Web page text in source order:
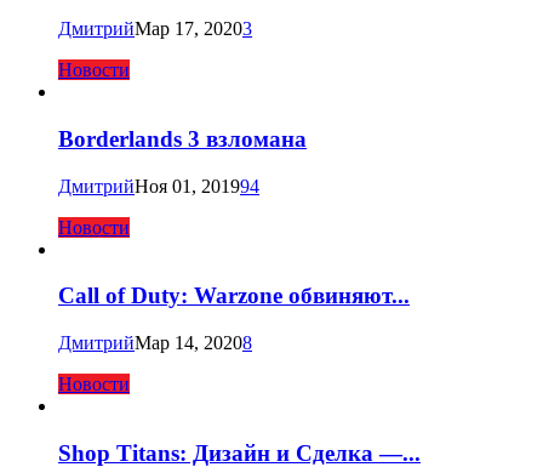
ДмитрийМар 17, 20203
Новости
Borderlands 3 взломана
ДмитрийНоя 01, 201994
Новости
Call of Duty: Warzone обвиняют...
ДмитрийМар 14, 20208
Новости
Shop Titans: Дизайн и Сделка —...